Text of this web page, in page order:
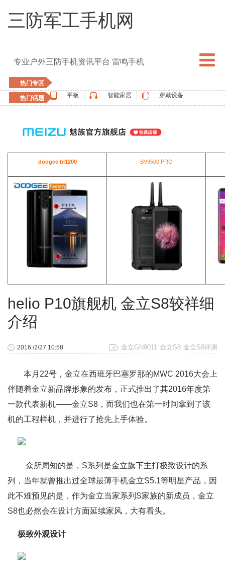
三防军工手机网
专业户外三防手机资讯平台 雷鸣手机
热门专区
手机
平板 智能家居 穿戴设备
热门话题
vernee
doogee bl1200 BV9500 PRO
helio P10旗舰机 金立S8较祥细
介绍
金立GN9011 金立S8 金立S8评测
2016 /2/27 10:58
本月22号，金立在西班牙巴塞罗那的MWC 2016大会上
伴随着金立新品牌形象的发布，正式推出了其2016年度第
一款代表新机——金立S8，而我们也在第一时间拿到了该
机的工程样机，并进行了抢先上手体验。
众所周知的是，S系列是金立旗下主打极致设计的系
列，当年就曾推出过全球最薄手机金立S5.1等明星产品，因
此不难预见的是，作为金立当家系列S家族的新成员，金立
S8也必然会在设计方面延续家风，大有看头。
极致外观设计